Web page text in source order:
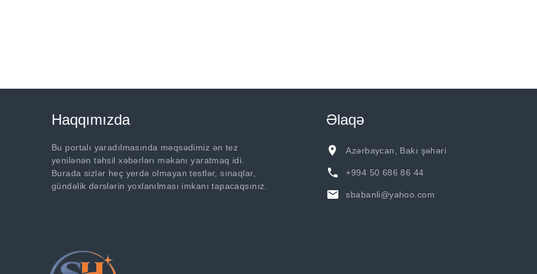
Haqqımızda
Bu portalı yaradılmasında məqsədimiz ən tez
yenilənən təhsil xəbərlərı məkanı yaratmaq idi.
Burada sizlər heç yerdə olmayan testlər, sınaqlar,
gündəlik dərslərin yoxlanılması imkanı tapacaqsınız.
Əlaqə
Azərbaycan, Bakı şəhəri
+994 50 686 86 44
sbabanli@yahoo.com